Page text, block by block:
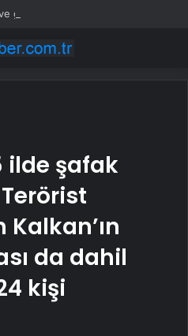
ilde şafak
Kalkan’ın
da dahil
kişi